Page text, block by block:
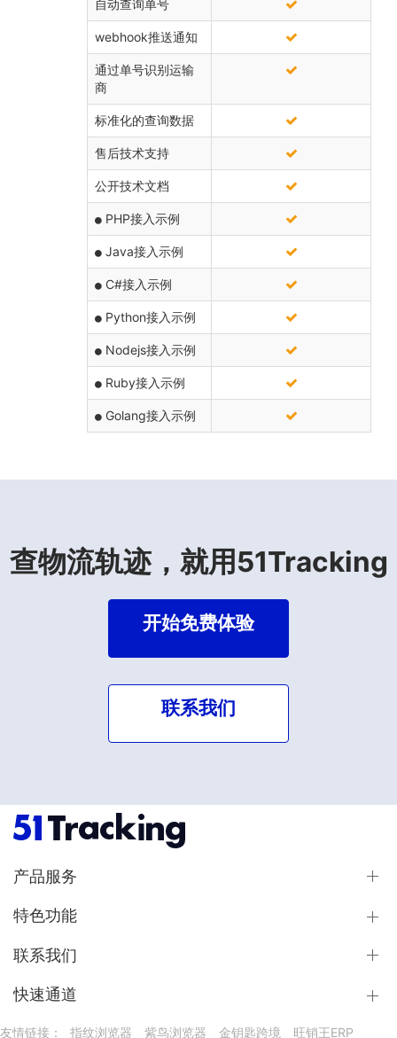
自动查询单号
webhook推送通知
通过单号识别运输
商
标准化的查询数据
售后技术支持
公开技术文档
PHP接入示例
Java接入示例
C#接入示例
Python接入示例
Nodejs接入示例
Ruby接入示例
Golang接入示例
查物流轨迹，就用51Tracking
开始免费体验
联系我们
产品服务
特色功能
联系我们
快速通道
友情链接： 指纹浏览器 紫鸟浏览器 金钥匙跨境 旺销王ERP